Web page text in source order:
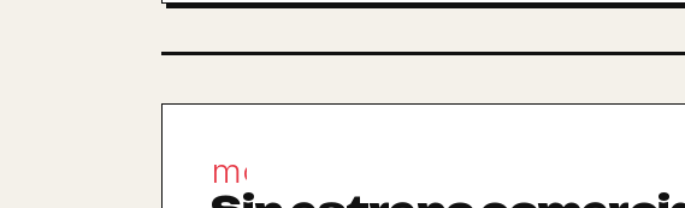
movie_filter